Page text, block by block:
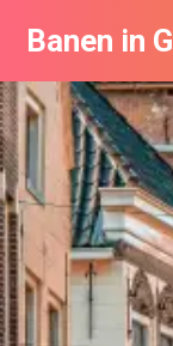
Banen in
Vacatures per
De populairste
Nieuwsbrief